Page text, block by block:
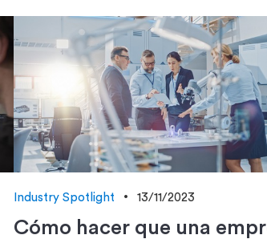
Industry Spotlight 13/11/2023
Cómo hacer que una